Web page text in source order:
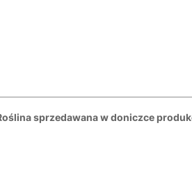
sprzedawana w doniczce